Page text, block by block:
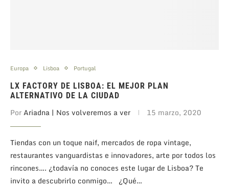
Europa Lisboa Portugal
LX FACTORY DE LISBOA: EL MEJOR PLAN
ALTERNATIVO DE LA CIUDAD
PorAriadna | Nos volveremos a ver 15 marzo, 2020
Tiendas con un toque naif, mercados de ropa vintage,
restaurantes vanguardistas e innovadores, arte por todos los
rincones…. ¿todavía no conoces este lugar de Lisboa? Te
invito a descubrirlo conmigo… ¿Qué…